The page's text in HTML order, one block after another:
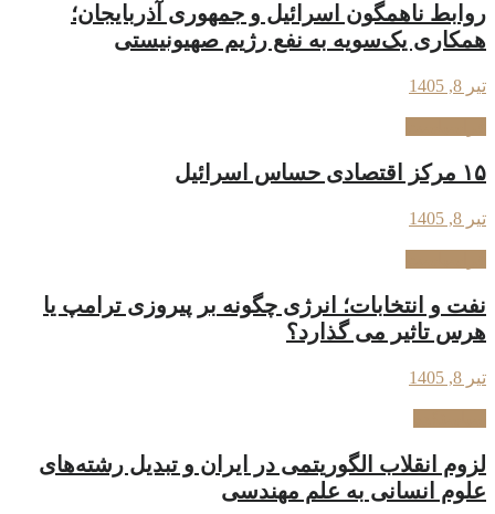
روابط ناهمگون اسرائیل و جمهوری آذربایجان؛
همکاری یک‌سویه به نفع رژیم صهیونیستی
تیر 8, 1405
۱۵ مرکز اقتصادی حساس اسرائیل
تیر 8, 1405
نفت و انتخابات؛ انرژی چگونه بر پیروزی ترامپ یا
هرس تاثیر می گذارد؟
تیر 8, 1405
لزوم انقلاب الگوریتمی در ایران و تبدیل رشته‌های
علوم انسانی به علم مهندسی